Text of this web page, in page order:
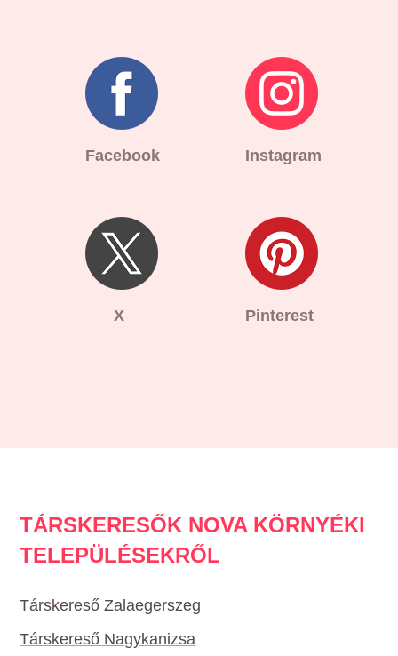
Facebook Instagram
X Pinterest
TÁRSKERESŐK NOVA KÖRNYÉKI
TELEPÜLÉSEKRŐL
Társkereső Zalaegerszeg
Társkereső Nagykanizsa